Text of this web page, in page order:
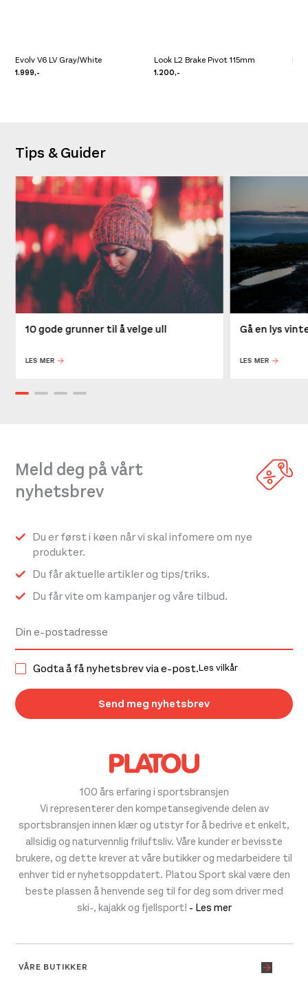
Evolv V6 LV Gray/White
1.999,-
Look L2 Brake Pivot 115mm
1.200,-
Tips & Guider
10 gode grunner til å velge ull
LES MER
Gå en lys
LES MER
100 års erfaring i sportsbransjen
Vi representerer den kompetansegivende delen av
sportsbransjen innen klær og utstyr for å bedrive et enkelt,
allsidig og naturvennlig friluftsliv. Våre kunder er bevisste
brukere, og dette krever at våre butikker og medarbeidere til
enhver tid er nyhetsoppdatert. Platou Sport skal være den
beste plassen å henvende seg til for deg som driver med
ski-, kajakk og fjellsport! - Les mer
VÅRE BUTIKKER
Meld deg på vårt
nyhetsbrev
Du er først i køen når vi skal infomere om nye
produkter.
Du får aktuelle artikler og tips/triks.
Du får vite om kampanjer og våre tilbud.
Godta å få nyhetsbrev via e-post.Les vilkår